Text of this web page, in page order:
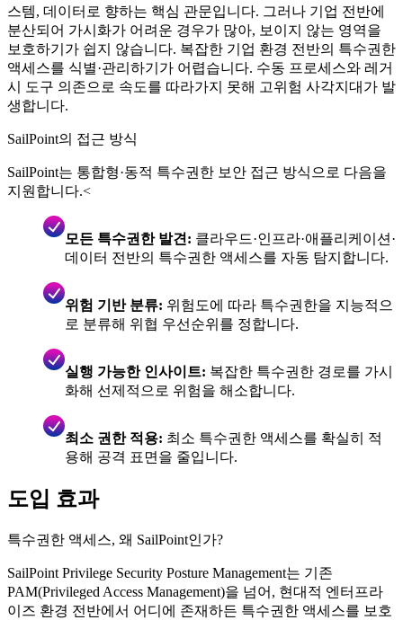
스템, 데이터로 향하는 핵심 관문입니다. 그러나 기업 전반에
분산되어 가시화가 어려운 경우가 많아, 보이지 않는 영역을
보호하기가 쉽지 않습니다. 복잡한 기업 환경 전반의 특수권한
액세스를 식별·관리하기가 어렵습니다. 수동 프로세스와 레거
시 도구 의존으로 속도를 따라가지 못해 고위험 사각지대가 발
생합니다.
SailPoint의 접근 방식
SailPoint는 통합형·동적 특수권한 보안 접근 방식으로 다음을
지원합니다.<
모든 특수권한 발견: 클라우드·인프라·애플리케이션·
데이터 전반의 특수권한 액세스를 자동 탐지합니다.
위험 기반 분류: 위험도에 따라 특수권한을 지능적으
로 분류해 위협 우선순위를 정합니다.
실행 가능한 인사이트: 복잡한 특수권한 경로를 가시
화해 선제적으로 위험을 해소합니다.
최소 권한 적용: 최소 특수권한 액세스를 확실히 적
용해 공격 표면을 줄입니다.
도입 효과
특수권한 액세스, 왜 SailPoint인가?
SailPoint Privilege Security Posture Management는 기존
PAM(Privileged Access Management)을 넘어, 현대적 엔터프라
이즈 환경 전반에서 어디에 존재하든 특수권한 액세스를 보호